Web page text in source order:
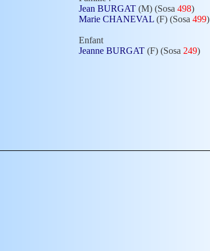
Jean BURGAT (M) (Sosa 498)
Marie CHANEVAL (F) (Sosa 499)
Enfant
Jeanne BURGAT (F) (Sosa 249)